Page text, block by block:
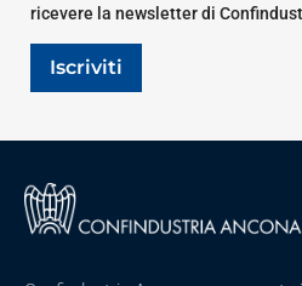
ricevere la newsletter di
Iscriviti